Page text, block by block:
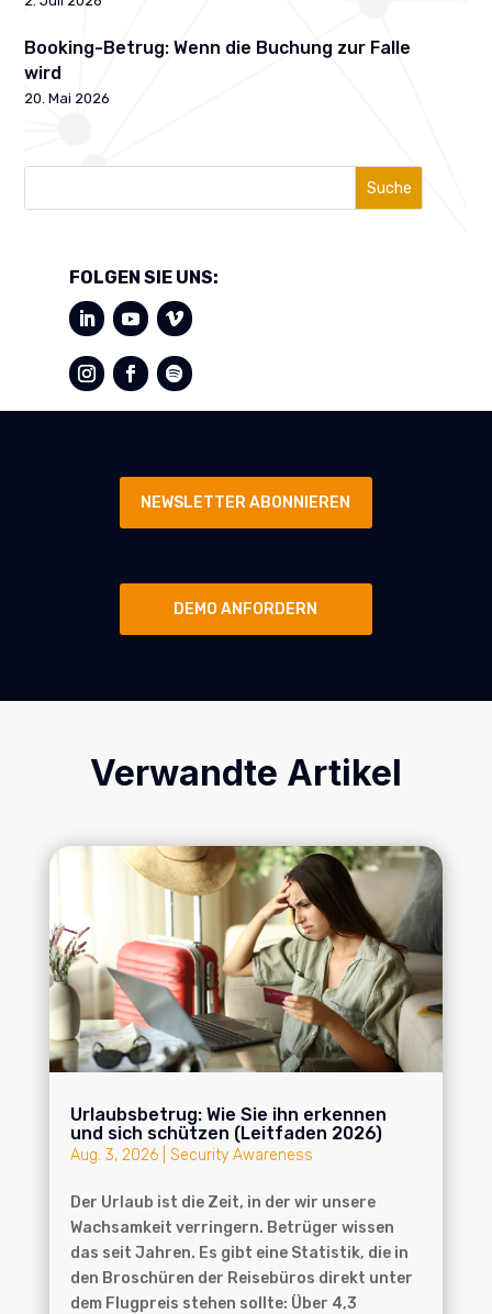
Booking-Betrug: Wenn die Buchung zur Falle
wird
20. Mai 2026
Suche
FOLGEN SIE UNS:
NEWSLETTER ABONNIEREN
DEMO ANFORDERN
Verwandte Artikel
Urlaubsbetrug: Wie Sie ihn erkennen
und sich schützen (Leitfaden 2026)
Aug. 3, 2026| Security Awareness
Der Urlaub ist die Zeit, in der wir unsere
Wachsamkeit verringern. Betrüger wissen
das seit Jahren. Es gibt eine Statistik, die in
den Broschüren der Reisebüros direkt unter
dem Flugpreis stehen sollte: Über 4,3